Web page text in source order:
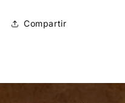
Compartir